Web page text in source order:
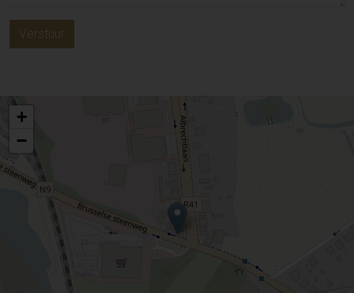
Verstuur
+
−